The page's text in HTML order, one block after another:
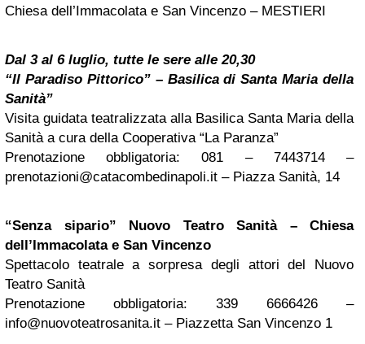
Chiesa dell’Immacolata e San Vincenzo – MESTIERI
Dal 3 al 6 luglio, tutte le sere alle 20,30
“Il Paradiso Pittorico” – Basilica di Santa Maria della
Sanità”
Visita guidata teatralizzata alla Basilica Santa Maria della
Sanità a cura della Cooperativa “La Paranza”
Prenotazione obbligatoria: 081 – 7443714 –
prenotazioni@catacombedinapoli.it – Piazza Sanità, 14
“Senza sipario” Nuovo Teatro Sanità – Chiesa
dell’Immacolata e San Vincenzo
Spettacolo teatrale a sorpresa degli attori del Nuovo
Teatro Sanità
Prenotazione obbligatoria: 339 6666426 –
info@nuovoteatrosanita.it – Piazzetta San Vincenzo 1